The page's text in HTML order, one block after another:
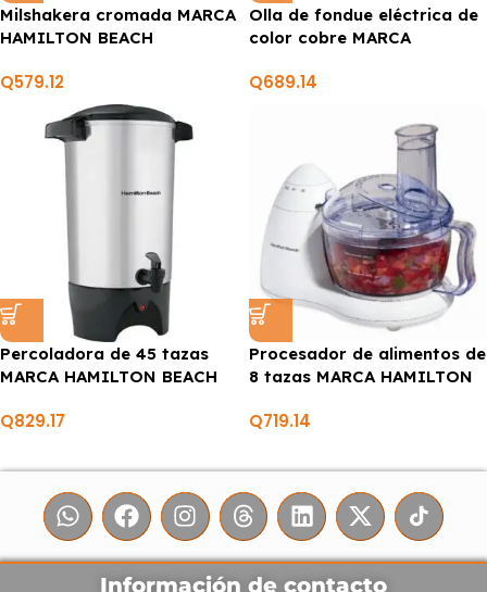
Milshakera cromada MARCA
HAMILTON BEACH
Q579.12
Olla de fondue eléctrica de
color cobre MARCA
Q689.14
Percoladora de 45 tazas
MARCA HAMILTON BEACH
Q829.17
Procesador de alimentos de
8 tazas MARCA HAMILTON
Q719.14
Información de contacto